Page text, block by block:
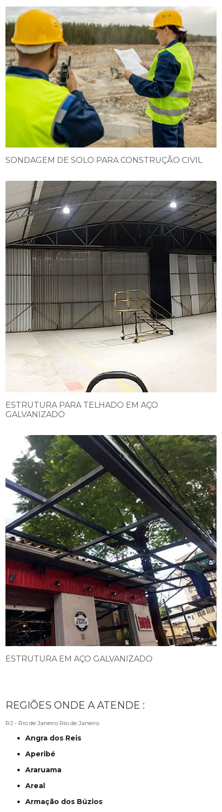
SONDAGEM DE SOLO PARA CONSTRUÇÃO CIVIL
ESTRUTURA PARA TELHADO EM AÇO
GALVANIZADO
ESTRUTURA EM AÇO GALVANIZADO
REGIÕES ONDE A ATENDE :
RJ - Rio de Janeiro Rio de Janeiro
Angra dos Reis
Aperibé
Araruama
Areal
Armação dos Búzios